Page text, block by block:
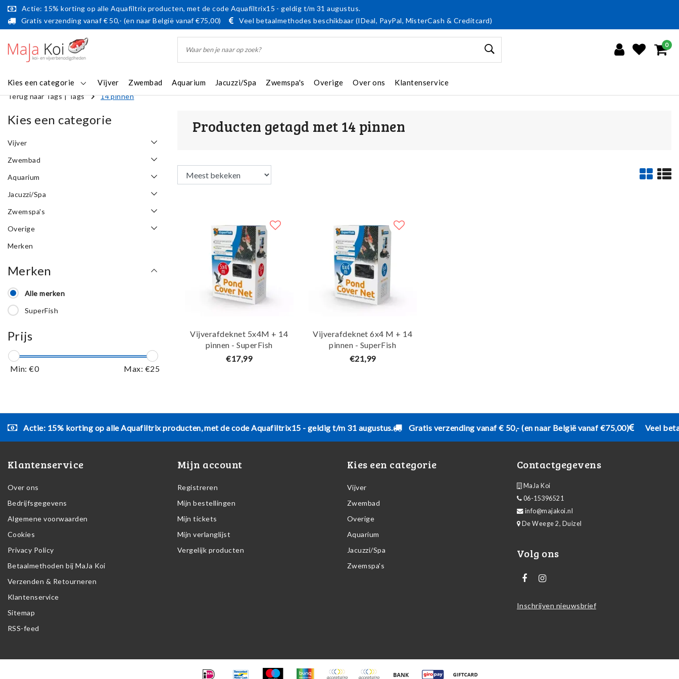
Actie: 15% korting op alle Aquafiltrix producten, met de code Aquafiltrix15 - geldig t/m 31 augustus.
Gratis verzending vanaf € 50,- (en naar België vanaf €75,00)
Veel betaalmethodes beschikbaar (IDeal, PayPal, MisterCash & Creditcard)
0
Kies een categorie Vijver Zwembad Aquarium Jacuzzi/Spa Zwemspa's Overige Over ons Klantenservice
Terug naar Tags|Tags 14 pinnen
Kies een categorie
Vijver
Zwembad
Aquarium
Jacuzzi/Spa
Zwemspa's
Overige
Merken
Merken
Alle merken
SuperFish
Prijs
Min: €0 Max: €25
Producten getagd met 14 pinnen
Vijverafdeknet 5x4M + 14
pinnen - SuperFish
€17,99
Vijverafdeknet 6x4 M + 14
pinnen - SuperFish
€21,99
Actie: 15% korting op alle Aquafiltrix producten, met de code Aquafiltrix15 - geldig t/m 31 augustus. Gratis verzending vanaf € 50,- (en naar België vanaf €75,00) Veel
Klantenservice
Over ons
Bedrijfsgegevens
Algemene voorwaarden
Cookies
Privacy Policy
Betaalmethoden bij MaJa Koi
Verzenden & Retourneren
Klantenservice
Sitemap
RSS-feed
Mijn account
Registreren
Mijn bestellingen
Mijn tickets
Mijn verlanglijst
Vergelijk producten
Kies een categorie
Vijver
Zwembad
Overige
Aquarium
Jacuzzi/Spa
Zwemspa's
Contactgegevens
MaJa Koi
06-15396521
info@majakoi.nl
De Weege 2, Duizel
Volg ons
Inschrijven nieuwsbrief